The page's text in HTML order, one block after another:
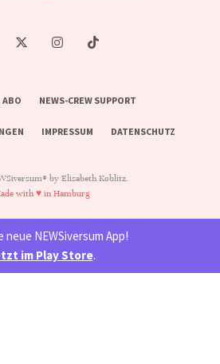
ABO NEWS-CREW SUPPORT
IMPRESSUM DATENSCHUTZ
by Elisabeth Koblitz.
with ♥ in Hamburg
neue NEWSiversum App!
im Play Store.